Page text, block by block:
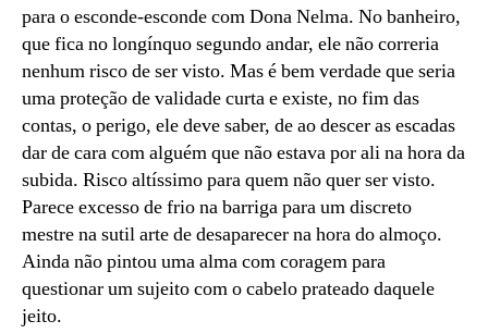
para o esconde-esconde com Dona Nelma. No banheiro,
que fica no longínquo segundo andar, ele não correria
nenhum risco de ser visto. Mas é bem verdade que seria
uma proteção de validade curta e existe, no fim das
contas, o perigo, ele deve saber, de ao descer as escadas
dar de cara com alguém que não estava por ali na hora da
subida. Risco altíssimo para quem não quer ser visto.
Parece excesso de frio na barriga para um discreto
mestre na sutil arte de desaparecer na hora do almoço.
Ainda não pintou uma alma com coragem para
questionar um sujeito com o cabelo prateado daquele
jeito.